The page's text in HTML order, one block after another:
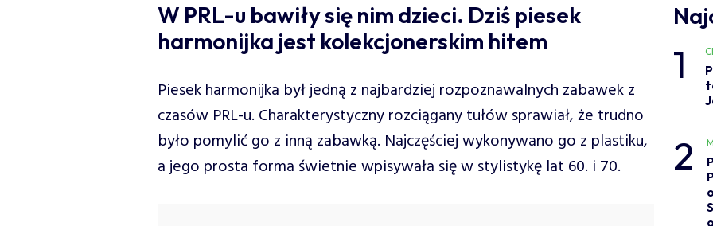
W PRL-u bawiły się nim dzieci. Dziś piesek
harmonijka jest kolekcjonerskim hitem
Piesek harmonijka był jedną z najbardziej rozpoznawalnych zabawek z
czasów PRL-u. Charakterystyczny rozciągany tułów sprawiał, że trudno
było pomylić go z inną zabawką. Najczęściej wykonywano go z plastiku,
a jego prosta forma świetnie wpisywała się w stylistykę lat 60. i 70.
1
2